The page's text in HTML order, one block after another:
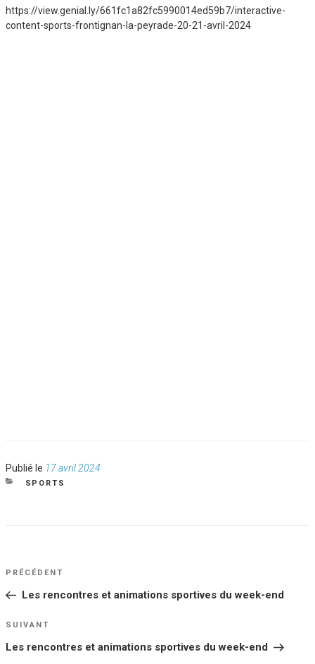
https://view.genial.ly/661fc1a82fc5990014ed59b7/interactive-
content-sports-frontignan-la-peyrade-20-21-avril-2024
Publié le Publié
le
17 avril 2024
CATÉGORIES
SPORTS
NAVIGATION
DE
Article
PRÉCÉDENT
Les rencontres et animations sportives du week-end
Article
SUIVANT
Les rencontres et animations sportives du week-end